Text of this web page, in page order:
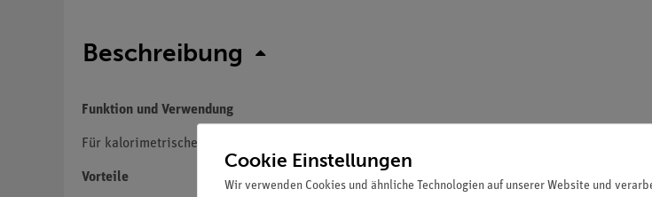
Beschreibung
Funktion und Verwendung
Für kalorimetrische Messungen im Schülerversuch.
Vorteile
Cookie Einstellungen
Wir verwenden Cookies und ähnliche Technologien auf unserer Website und